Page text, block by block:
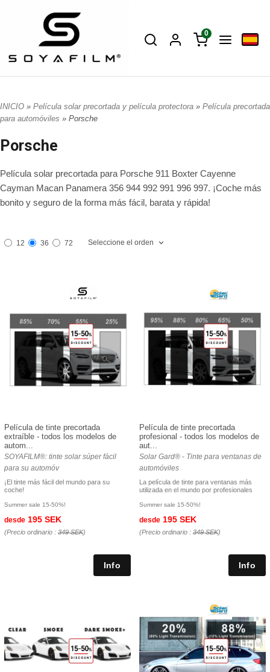
0
INICIO » Película solar precortada y película protectora » Película precortada
para automóviles » Porsche
Porsche
Película solar precortada para Porsche 911 Boxter Cayenne
Cayman Macan Panamera 356 944 992 991 996 997. ¡Coche más
bonito y seguro de la forma más fácil, barata y rápida!
12 36 72 Seleccione el orden
Película de tinte precortada
extraíble - todos los modelos de
autom...
SOYAFILM®: tinte solar súper fácil
para su automóv
¡El tinte más fácil del mundo para su
coche!
Summer sale 15-50%!
desde 195 SEK
(Precio ordinario : 349 SEK)
Película de tinte precortada
profesional - todos los modelos de
aut...
Solar Gard® - Tinte para ventanas de
automóviles
La película de tinte para ventanas más
utilizada en el mundo por profesionales
Summer sale 15-50%!
desde 195 SEK
(Precio ordinario : 349 SEK)